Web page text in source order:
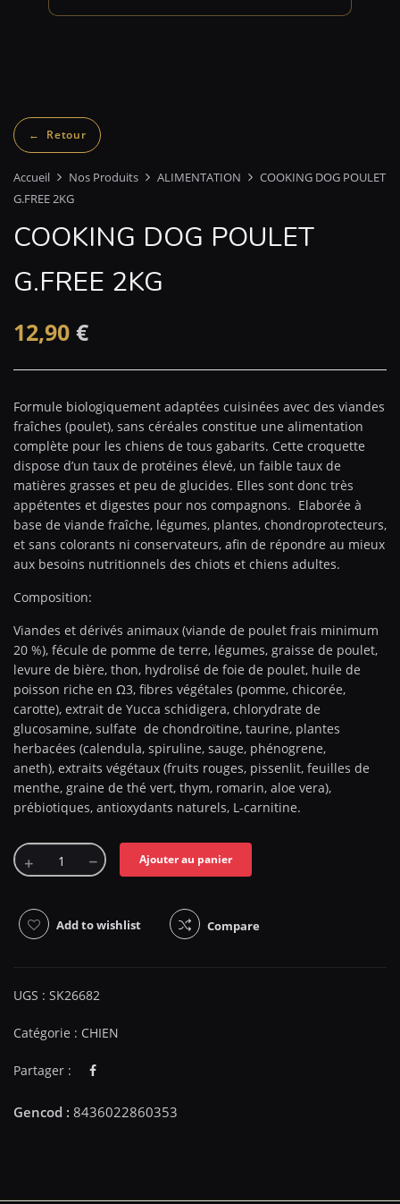
Accueil Nos Produits ALIMENTATION
COOKING DOG POULET
G.FREE 2KG
COOKING DOG POULET
G.FREE 2KG
12,90 €
Formule biologiquement adaptées cuisinées avec des viandes
fraîches (poulet), sans céréales constitue une alimentation
complète pour les chiens de tous gabarits. Cette croquette
dispose d’un taux de protéines élevé, un faible taux de
matières grasses et peu de glucides. Elles sont donc très
appétentes et digestes pour nos compagnons. Elaborée à
base de viande fraîche, légumes, plantes, chondroprotecteurs,
et sans colorants ni conservateurs, afin de répondre au mieux
aux besoins nutritionnels des chiots et chiens adultes.
Composition:
Viandes et dérivés animaux (viande de poulet frais minimum
20 %), fécule de pomme de terre, légumes, graisse de poulet,
levure de bière, thon, hydrolisé de foie de poulet, huile de
poisson riche en Ω3, fibres végétales (pomme, chicorée,
carotte), extrait de Yucca schidigera, chlorydrate de
glucosamine, sulfate de chondroïtine, taurine, plantes
herbacées (calendula, spiruline, sauge, phénogrene,
aneth), extraits végétaux (fruits rouges, pissenlit, feuilles de
menthe, graine de thé vert, thym, romarin, aloe vera),
prébiotiques, antioxydants naturels, L-carnitine.
Ajouter au panier
Add to wishlist Compare
UGS : SK26682
Catégorie : CHIEN
Partager :